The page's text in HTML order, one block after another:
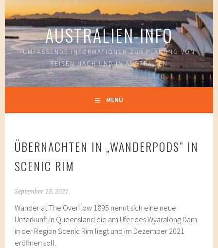
Springe
zum
Inhalt
AUSTRALIEN-INFO
UMFASSENDE INFORMATIONEN ZUR PLANUNG VON
REISEN NACH UND IN AUSTRALIEN
MENÜ
ÜBERNACHTEN IN „WANDERPODS“ IN
SCENIC RIM
September 13, 2021
Wander at The Overflow 1895 nennt sich eine neue
Unterkunft in Queensland die am Ufer des Wyaralong Dam
in der Region Scenic Rim liegt und im Dezember 2021
eröffnen soll.